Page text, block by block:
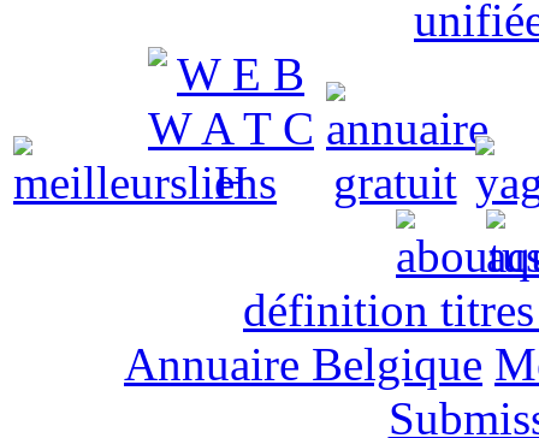
définition
Annuaire Belgique